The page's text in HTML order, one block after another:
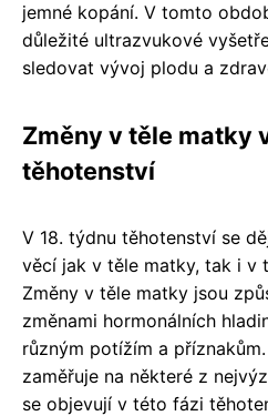
jemné kopání. V tomto
důležité ultrazvukové
sledovat vývoj plodu a
Změny v těle matky
těhotenství
V 18. týdnu těhotenství se
věcí jak v těle matky, tak i v
Změny v těle matky jsou
změnami hormonálních
různým potížím a
zaměřuje na některé z
se objevují v této fázi